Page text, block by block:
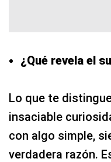
¿Qué revela el
Lo que te
insaciable
con algo simple,
verdadera razón.